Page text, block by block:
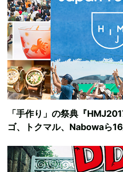
「手作り」の祭典『
ゴ、トクマル、Nabowaら